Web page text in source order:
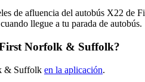
de afluencia del autobús X22 de
llegue a tu parada de autobús.
First Norfolk & Suffolk?
& Suffolk en la aplicación.